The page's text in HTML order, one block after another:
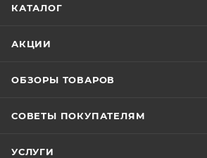
КАТАЛОГ
АКЦИИ
ОБЗОРЫ ТОВАРОВ
СОВЕТЫ ПОКУПАТЕЛЯМ
УСЛУГИ